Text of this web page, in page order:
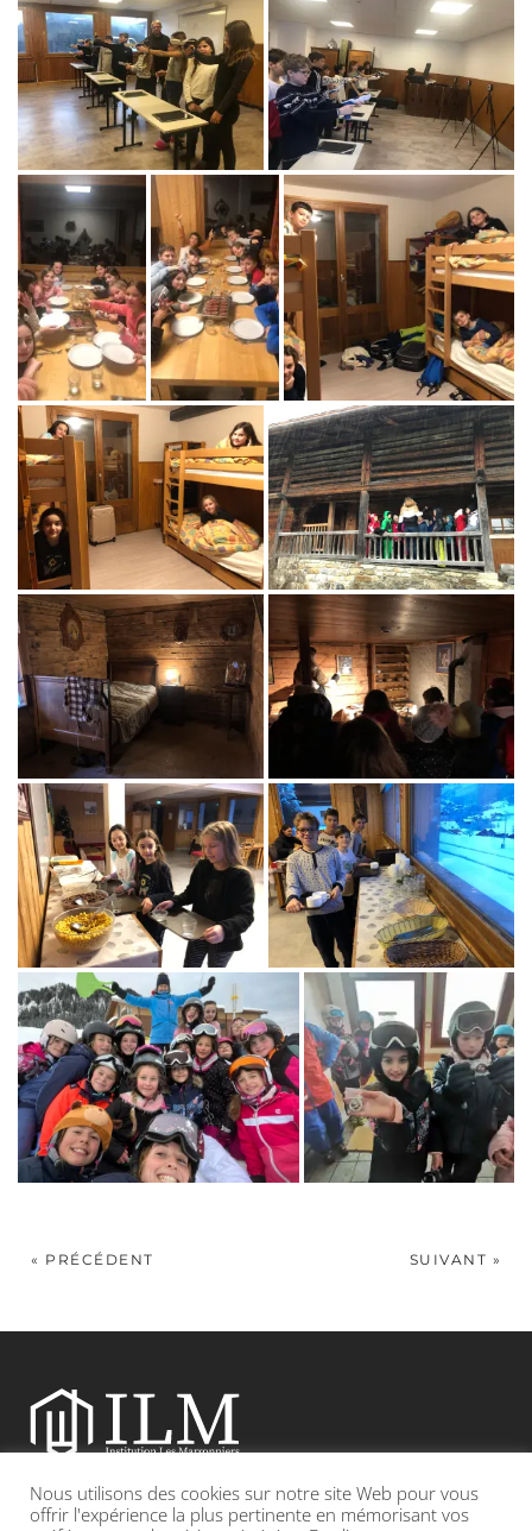
« PRÉCÉDENT SUIVANT »
Etablissement catholique sous contrat d’association avec l’Etat
Nous utilisons des cookies sur notre site Web pour vous
offrir l'expérience la plus pertinente en mémorisant vos